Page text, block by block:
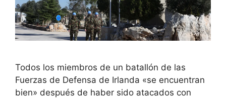
Todos los miembros de un batallón de las
Fuerzas de Defensa de Irlanda «se encuentran
bien» después de haber sido atacados con